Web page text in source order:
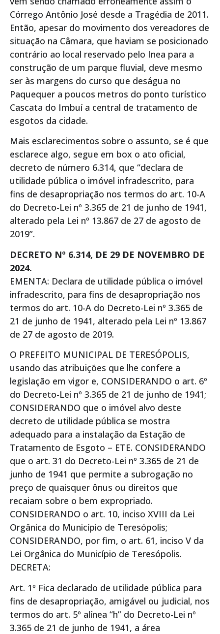
Córrego Antônio José desde a Tragédia de 2011.
Então, apesar do movimento dos vereadores de
situação na Câmara, que haviam se posicionado
contrário ao local reservado pelo Inea para a
construção de um parque fluvial, deve mesmo
ser às margens do curso que deságua no
Paquequer a poucos metros do ponto turístico
Cascata do Imbuí a central de tratamento de
esgotos da cidade.
Mais esclarecimentos sobre o assunto, se é que
esclarece algo, segue em box o ato oficial,
decreto de número 6.314, que “declara de
utilidade pública o imóvel infradescrito, para
fins de desapropriação nos termos do art. 10-A
do Decreto-Lei nº 3.365 de 21 de junho de 1941,
alterado pela Lei nº 13.867 de 27 de agosto de
2019”.
DECRETO Nº 6.314, DE 29 DE NOVEMBRO DE
2024.
EMENTA: Declara de utilidade pública o imóvel
infradescrito, para fins de desapropriação nos
termos do art. 10-A do Decreto-Lei nº 3.365 de
21 de junho de 1941, alterado pela Lei nº 13.867
de 27 de agosto de 2019.
O PREFEITO MUNICIPAL DE TERESÓPOLIS,
usando das atribuições que lhe confere a
legislação em vigor e, CONSIDERANDO o art. 6º
do Decreto-Lei nº 3.365 de 21 de junho de 1941;
CONSIDERANDO que o imóvel alvo deste
decreto de utilidade pública se mostra
adequado para a instalação da Estação de
Tratamento de Esgoto – ETE. CONSIDERANDO
que o art. 31 do Decreto-Lei nº 3.365 de 21 de
junho de 1941 que permite a subrogação no
preço de quaisquer ônus ou direitos que
recaiam sobre o bem expropriado.
CONSIDERANDO o art. 10, inciso XVIII da Lei
Orgânica do Município de Teresópolis;
CONSIDERANDO, por fim, o art. 61, inciso V da
Lei Orgânica do Município de Teresópolis.
DECRETA:
Art. 1º Fica declarado de utilidade pública para
fins de desapropriação, amigável ou judicial, nos
termos do art. 5º alínea “h” do Decreto-Lei nº
3.365 de 21 de junho de 1941, a área